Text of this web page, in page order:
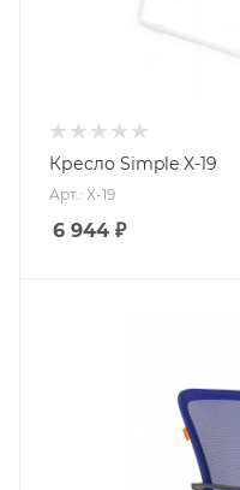
Кресло Simple X-19
Арт.: X-19
6 944 ₽